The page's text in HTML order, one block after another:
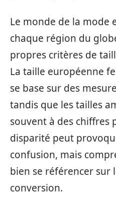
Le monde de la mode
chaque région du
propres critères de
La taille européenne
se base sur des
tandis que les tailles
souvent à des chiffres
disparité peut
confusion, mais
bien se référencer sur
conversion.